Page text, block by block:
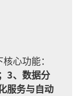
心功能：
3、数据分
服务与自动